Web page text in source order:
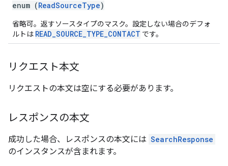
enum (ReadSourceType)
省略可。返すソースタイプのマスク。設定しない場合のデフォ
ルトは READ_SOURCE_TYPE_CONTACT です。
リクエスト本文
リクエストの本文は空にする必要があります。
レスポンスの本文
成功した場合、レスポンスの本文には SearchResponse
のインスタンスが含まれます。